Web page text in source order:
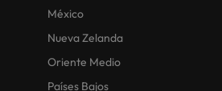
México
Nueva Zelanda
Oriente Medio
Países Bajos